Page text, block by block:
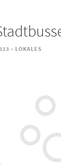
- LOKALES